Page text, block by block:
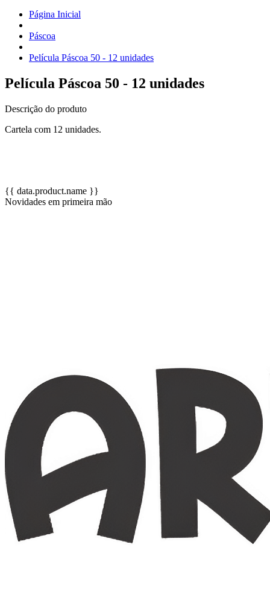
Página Inicial
Páscoa
Película Páscoa 50 - 12 unidades
Película Páscoa 50 - 12 unidades
Descrição do produto
Cartela com 12 unidades.
{{ data.product.name }}
Novidades em primeira mão